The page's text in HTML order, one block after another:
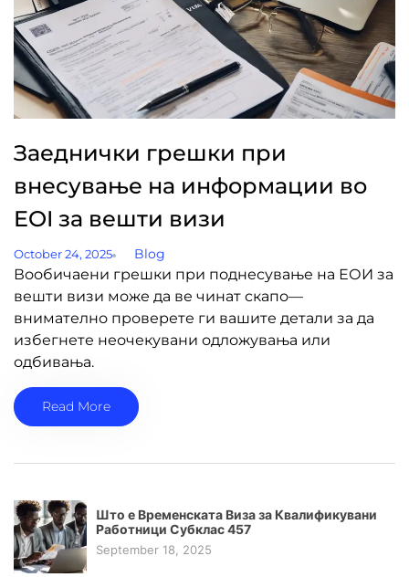
Заеднички грешки при
внесување на информации во
EOI за вешти визи
October 24, 2025 Blog
Вообичаени грешки при поднесување на ЕОИ за
вешти визи може да ве чинат скапо—
внимателно проверете ги вашите детали за да
избегнете неочекувани одложувања или
одбивања.
Read More
Што е Временската Виза за Квалификувани
Работници Субклас 457
September 18, 2025